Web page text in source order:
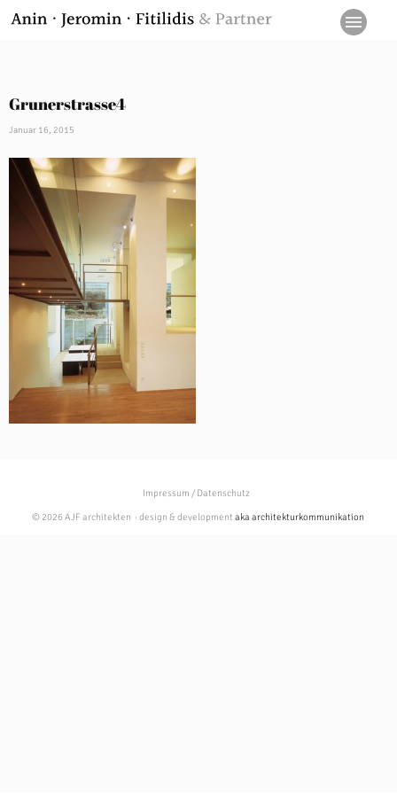
Grunerstrasse4
Januar 16, 2015
Impressum / Datenschutz
© 2026 AJF architekten · design & developmentaka architekturkommunikation